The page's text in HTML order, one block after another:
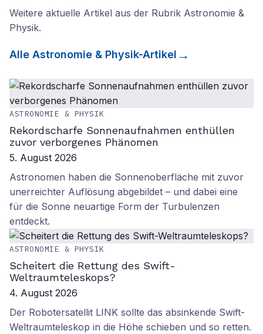
Weitere aktuelle Artikel aus der Rubrik Astronomie &
Physik.
Alle Astronomie & Physik-Artikel
ASTRONOMIE & PHYSIK
Rekordscharfe Sonnenaufnahmen enthüllen
zuvor verborgenes Phänomen
5. August 2026
Astronomen haben die Sonnenoberfläche mit zuvor
unerreichter Auflösung abgebildet – und dabei eine
für die Sonne neuartige Form der Turbulenzen
entdeckt.
ASTRONOMIE & PHYSIK
Scheitert die Rettung des Swift-
Weltraumteleskops?
4. August 2026
Der Robotersatellit LINK sollte das absinkende Swift-
Weltraumteleskop in die Höhe schieben und so retten.